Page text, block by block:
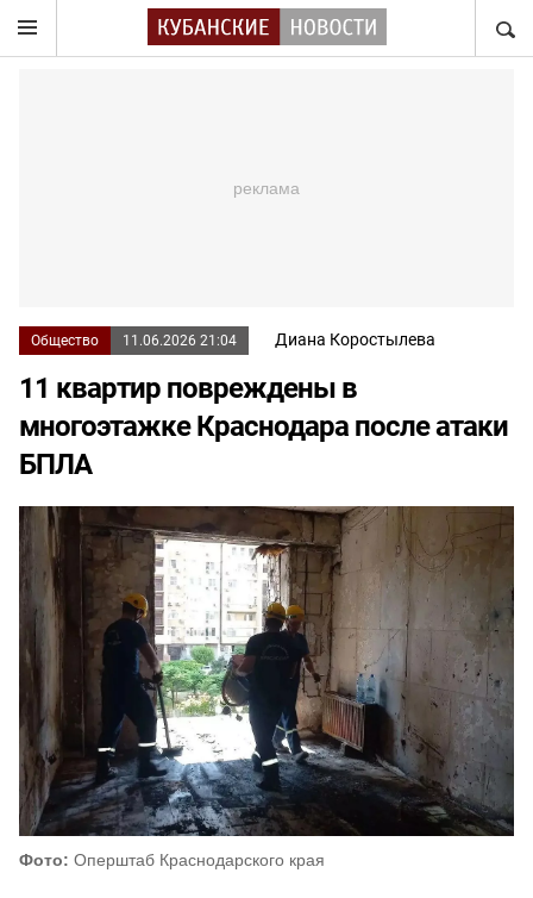
Общество 11.06.2026 21:04 Диана Коростылева
11 квартир повреждены в
многоэтажке Краснодара после атаки
БПЛА
Фото: Оперштаб Краснодарского края